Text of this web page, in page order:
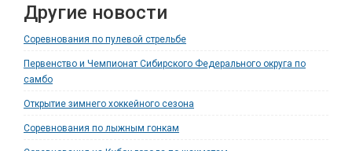
Другие новости
Соревнования по пулевой стрельбе
Первенство и Чемпионат Сибирского Федерального округа по
самбо
Открытие зимнего хоккейного сезона
Соревнования по лыжным гонкам